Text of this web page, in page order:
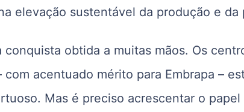
elevação sustentável da produção e da
obtida a muitas mãos. Os
acentuado mérito para Embrapa –
Mas é preciso acrescentar o